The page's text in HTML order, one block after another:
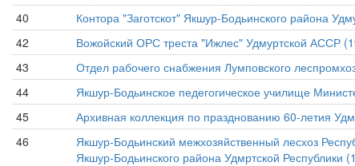
40
Контора "Заготскот" Якшур-Бодьинского района
42
Вожойский ОРС треста "Ижлес" Удмуртской АССР
43
Отдел рабочего снабжения Лумповского
44
Якшур-Бодьинское педегогическое училище
45
Архивная коллекция по празднованию 60-летия
46
Якшур-Бодьинский межхозяйственный лесхоз
Якшур-Бодьинского района Удмртской Республики